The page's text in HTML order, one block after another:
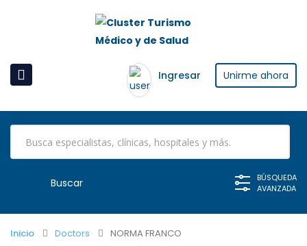
Ingresar Unirme ahora
BÚSQUEDA
AVANZADA
Inicio Doctors NORMA FRANCO